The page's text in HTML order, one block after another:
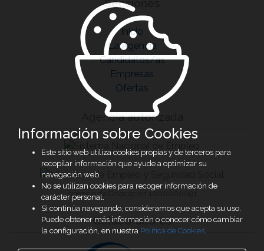
Secciones
Inicio
La Agencia
Candidatos/as
Empresas
Ofertas
Agencia autorizada
Agencia de Colocación 1600000091
Colaboradores
Información sobre Cookies
Este sitio web utiliza cookies propias y de terceros para
recopilar información que ayude a optimizar su
navegación web.
No se utilizan cookies para recoger información de
carácter personal.
Si continúa navegando, consideramos que acepta su uso.
Puede obtener más información o conocer cómo cambiar
la configuración, en nuestra Política de Cookies.